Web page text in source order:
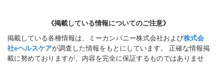
《掲載している情報についてのご注意》
掲載している各種情報は、ミーカンパニー株式会社および株式会
社eヘルスケアが調査した情報をもとにしています。 正確な情報掲
載に努めておりますが、内容を完全に保証するものではありませ